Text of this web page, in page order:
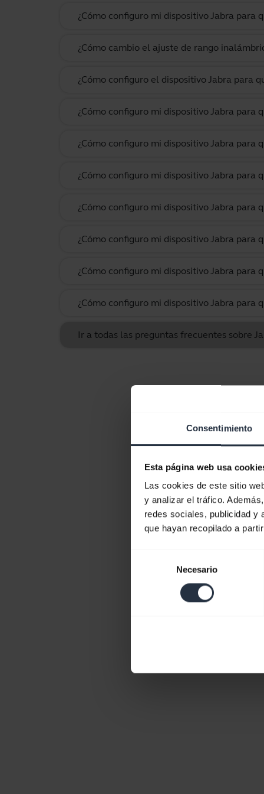
Consentimiento
Esta página web usa
Las cookies de este sitio
y analizar el tráfico.
redes sociales, publicidad y
que hayan recopilado a
consentimiento
Necesario
¿Cómo configuro mi dispositivo Jabra para
¿Cómo cambio el ajuste de rango
¿Cómo configuro el dispositivo Jabra para
¿Cómo configuro mi dispositivo Jabra para
¿Cómo configuro mi dispositivo Jabra para
¿Cómo configuro mi dispositivo Jabra para
¿Cómo configuro mi dispositivo Jabra para
¿Cómo configuro mi dispositivo Jabra para
¿Cómo configuro mi dispositivo Jabra para
¿Cómo configuro mi dispositivo Jabra para
Ir a todas las preguntas frecuentes sobre